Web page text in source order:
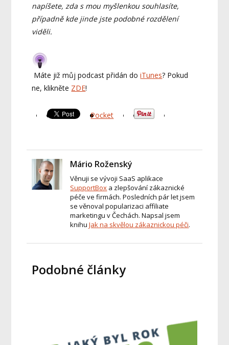
napíšete, zda s mou myšlenkou souhlasíte,
případně kde jinde jste podobné rozdělení
viděli.
Máte již můj podcast přidán doiTunes? Pokud
ne, klikněte ZDE!
Pocket
Mário Roženský
Věnuji se vývoji SaaS aplikace
SupportBox a zlepšování zákaznické
péče ve firmách. Posledních pár let jsem
se věnoval popularizaci affiliate
marketingu v Čechách. Napsal jsem
knihuJak na skvělou zákaznickou péči.
Podobné články